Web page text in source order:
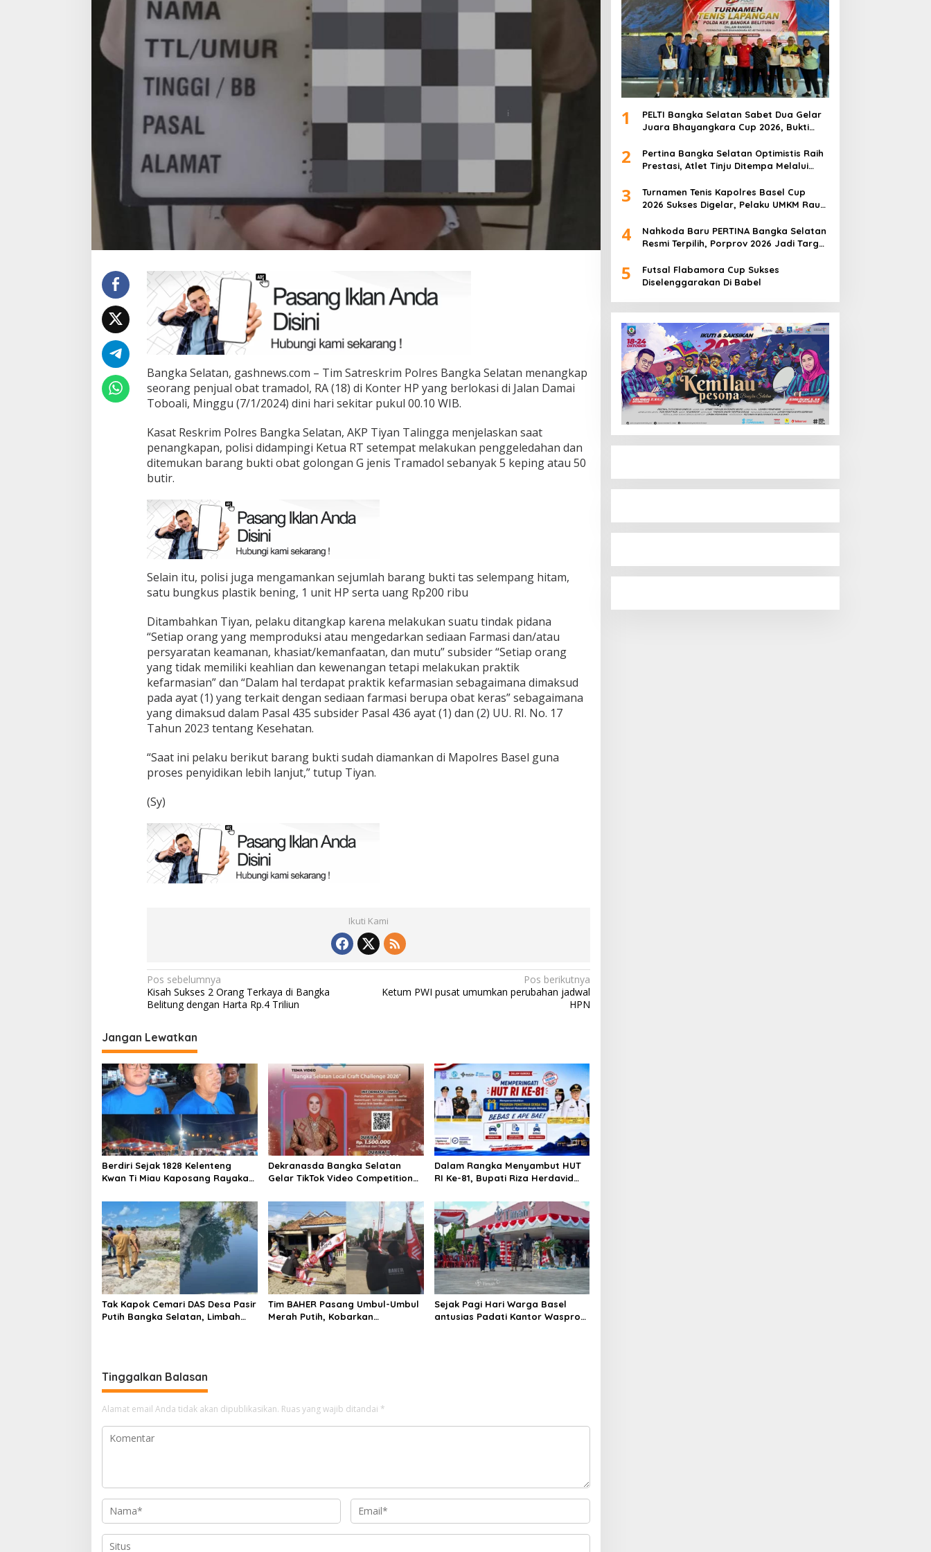
Bangka Selatan, gashnews.com – Tim Satreskrim Polres Bangka Selatan menangkap
seorang penjual obat tramadol, RA (18) di Konter HP yang berlokasi di Jalan Damai
Toboali, Minggu (7/1/2024) dini hari sekitar pukul 00.10 WIB.
Kasat Reskrim Polres Bangka Selatan, AKP Tiyan Talingga menjelaskan saat
penangkapan, polisi didampingi Ketua RT setempat melakukan penggeledahan dan
ditemukan barang bukti obat golongan G jenis Tramadol sebanyak 5 keping atau 50
butir.
Selain itu, polisi juga mengamankan sejumlah barang bukti tas selempang hitam,
satu bungkus plastik bening, 1 unit HP serta uang Rp200 ribu
Ditambahkan Tiyan, pelaku ditangkap karena melakukan suatu tindak pidana
“Setiap orang yang memproduksi atau mengedarkan sediaan Farmasi dan/atau
persyaratan keamanan, khasiat/kemanfaatan, dan mutu” subsider “Setiap orang
yang tidak memiliki keahlian dan kewenangan tetapi melakukan praktik
kefarmasian” dan “Dalam hal terdapat praktik kefarmasian sebagaimana dimaksud
pada ayat (1) yang terkait dengan sediaan farmasi berupa obat keras” sebagaimana
yang dimaksud dalam Pasal 435 subsider Pasal 436 ayat (1) dan (2) UU. RI. No. 17
Tahun 2023 tentang Kesehatan.
“Saat ini pelaku berikut barang bukti sudah diamankan di Mapolres Basel guna
proses penyidikan lebih lanjut,” tutup Tiyan.
(Sy)
Ikuti Kami
Navigasi
pos
Pos sebelumnya
Kisah Sukses 2 Orang Terkaya di Bangka
Belitung dengan Harta Rp.4 Triliun
Pos berikutnya
Ketum PWI pusat umumkan perubahan jadwal
HPN
Jangan Lewatkan
Berdiri Sejak 1828 Kelenteng
Kwan Ti Miau Kaposang Rayakan
Meriah
Dekranasda Bangka Selatan
Gelar TikTok Video Competition
Dalam Rangka Menyambut HUT
RI Ke-81, Bupati Riza Herdavid
Program Pemutihan Pajak
Kendaraan Bermotor
Tak Kapok Cemari DAS Desa Pasir
Putih Bangka Selatan, Limbah
Tim BAHER Pasang Umbul-Umbul
Merah Putih, Kobarkan
Sejak Pagi Hari Warga Basel
antusias Padati Kantor Wasprod,
Tinggalkan Balasan
Alamat email Anda tidak akan dipublikasikan. Ruas yang wajib ditandai *
1
PELTI Bangka Selatan Sabet Dua Gelar
Juara Bhayangkara Cup 2026, Bukti
2
Pertina Bangka Selatan Optimistis Raih
Prestasi, Atlet Tinju Ditempa Melalui
3
Turnamen Tenis Kapolres Basel Cup
2026 Sukses Digelar, Pelaku UMKM Raup
4
Nahkoda Baru PERTINA Bangka Selatan
Resmi Terpilih, Porprov 2026 Jadi Target
5
Futsal Flabamora Cup Sukses
Diselenggarakan Di Babel